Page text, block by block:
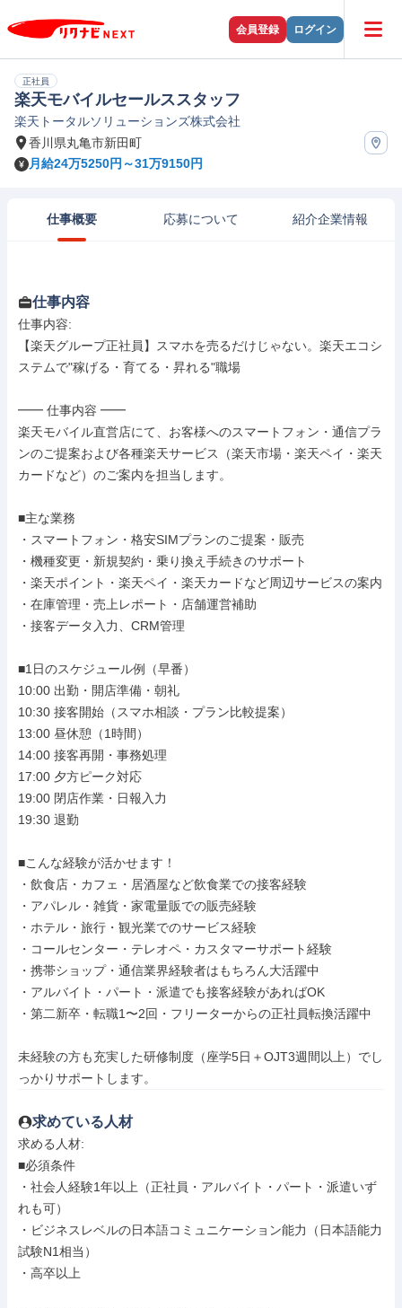
会員登録 ログイン
正社員
楽天モバイルセールススタッフ
楽天トータルソリューションズ株式会社
香川県丸亀市新田町
月給24万5250円～31万9150円
仕事概要 応募について 紹介企業情報
仕事内容
仕事内容:
【楽天グループ正社員】スマホを売るだけじゃない。楽天エコシ
ステムで"稼げる・育てる・昇れる"職場
━━ 仕事内容 ━━
楽天モバイル直営店にて、お客様へのスマートフォン・通信プラ
ンのご提案および各種楽天サービス（楽天市場・楽天ペイ・楽天
カードなど）のご案内を担当します。
■主な業務
・スマートフォン・格安SIMプランのご提案・販売
・機種変更・新規契約・乗り換え手続きのサポート
・楽天ポイント・楽天ペイ・楽天カードなど周辺サービスの案内
・在庫管理・売上レポート・店舗運営補助
・接客データ入力、CRM管理
■1日のスケジュール例（早番）
10:00 出勤・開店準備・朝礼
10:30 接客開始（スマホ相談・プラン比較提案）
13:00 昼休憩（1時間）
14:00 接客再開・事務処理
17:00 夕方ピーク対応
19:00 閉店作業・日報入力
19:30 退勤
■こんな経験が活かせます！
・飲食店・カフェ・居酒屋など飲食業での接客経験
・アパレル・雑貨・家電量販での販売経験
・ホテル・旅行・観光業でのサービス経験
・コールセンター・テレオペ・カスタマーサポート経験
・携帯ショップ・通信業界経験者はもちろん大活躍中
・アルバイト・パート・派遣でも接客経験があればOK
・第二新卒・転職1〜2回・フリーターからの正社員転換活躍中
未経験の方も充実した研修制度（座学5日＋OJT3週間以上）でし
っかりサポートします。
求めている人材
求める人材:
■必須条件
・社会人経験1年以上（正社員・アルバイト・パート・派遣いず
れも可）
・ビジネスレベルの日本語コミュニケーション能力（日本語能力
試験N1相当）
・高卒以上